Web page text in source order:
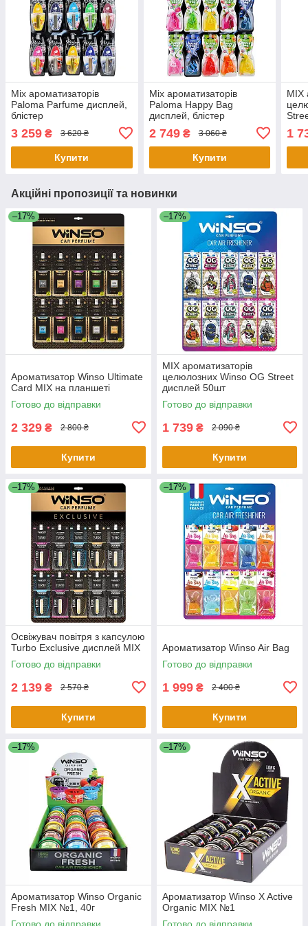
Mix ароматизаторів
Paloma Parfume дисплей,
блістер
3 259 ₴ 3 620 ₴
Купити
Mix ароматизаторів
Paloma Happy Bag
дисплей, блістер
2 749₴ 3 060 ₴
Купити
MIX
1
Акційні пропозиції та новинки
–17%
Ароматизатор Winso Ultimate
Card MIX на планшеті
Готово до відправки
2 329 ₴ 2 800 ₴
Купити
–17%
MIX ароматизаторів
целюлозних Winso OG Street
дисплей 50шт
Готово до відправки
1 739 ₴ 2 090 ₴
Купити
–17%
Освіжувач повітря з капсулою
Turbo Exclusive дисплей MIX
Готово до відправки
2 139 ₴ 2 570 ₴
Купити
–17%
Ароматизатор Winso Air Bag
Готово до відправки
1 999 ₴ 2 400 ₴
Купити
–17%
Ароматизатор Winso Organic
Fresh MIX №1, 40г
Готово до відправки
–17%
Ароматизатор Winso X Active
Organic MIX №1
Готово до відправки